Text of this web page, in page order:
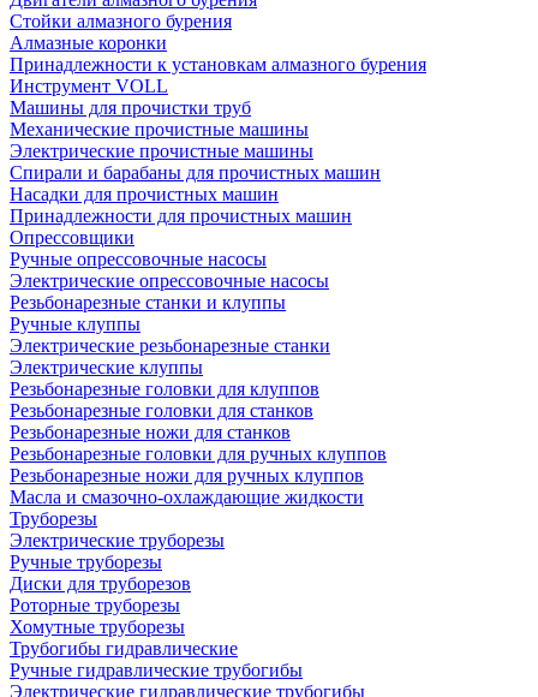
Стойки алмазного бурения
Алмазные коронки
Принадлежности к установкам алмазного бурения
Инструмент VOLL
Машины для прочистки труб
Механические прочистные машины
Электрические прочистные машины
Спирали и барабаны для прочистных машин
Насадки для прочистных машин
Принадлежности для прочистных машин
Опрессовщики
Ручные опрессовочные насосы
Электрические опрессовочные насосы
Резьбонарезные станки и клуппы
Ручные клуппы
Электрические резьбонарезные станки
Электрические клуппы
Резьбонарезные головки для клуппов
Резьбонарезные головки для станков
Резьбонарезные ножи для станков
Резьбонарезные головки для ручных клуппов
Резьбонарезные ножи для ручных клуппов
Масла и смазочно-охлаждающие жидкости
Труборезы
Электрические труборезы
Ручные труборезы
Диски для труборезов
Роторные труборезы
Хомутные труборезы
Трубогибы гидравлические
Ручные гидравлические трубогибы
Электрические гидравлические трубогибы